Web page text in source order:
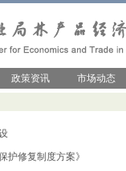
政策资讯 市场动态
护修复制度方案》